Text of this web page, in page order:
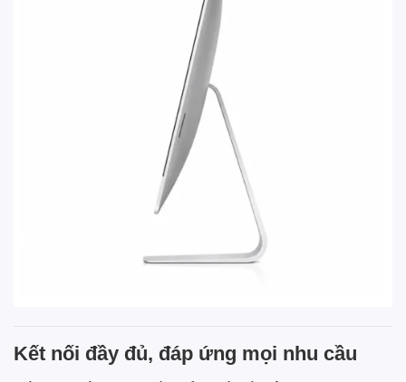
Kết nối đầy đủ, đáp ứng mọi nhu cầu